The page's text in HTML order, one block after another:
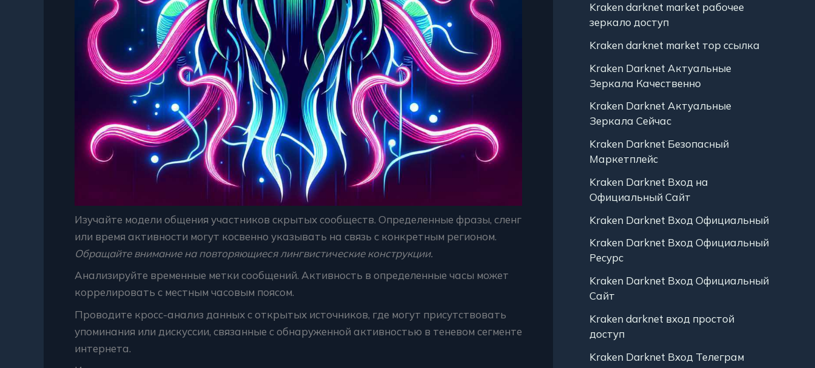
Изучайте модели общения участников скрытых сообществ. Определенные фразы, сленг
или время активности могут косвенно указывать на связь с конкретным регионом.
Обращайте внимание на повторяющиеся лингвистические конструкции.
Анализируйте временные метки сообщений. Активность в определенные часы может
коррелировать с местным часовым поясом.
Проводите кросс-анализ данных с открытых источников, где могут присутствовать
упоминания или дискуссии, связанные с обнаруженной активностью в теневом сегменте
интернета.
Kraken darknet market рабочее
зеркало доступ
Kraken darknet market тор ссылка
Kraken Darknet Актуальные
Зеркала Качественно
Kraken Darknet Актуальные
Зеркала Сейчас
Kraken Darknet Безопасный
Маркетплейс
Kraken Darknet Вход на
Официальный Сайт
Kraken Darknet Вход Официальный
Kraken Darknet Вход Официальный
Ресурс
Kraken Darknet Вход Официальный
Сайт
Kraken darknet вход простой
доступ
Kraken Darknet Вход Телеграм